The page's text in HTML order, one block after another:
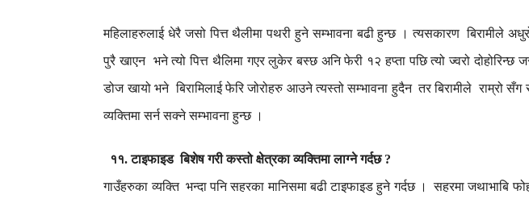
महिलाहरुलाई धेरै जसो पित्त थैलीमा पथरी हुने सम्भावना बढी हुन्छ । त्यसकारण बिरामीले
पुरै खाएन भने त्यो पित्त थैलिमा गएर लुकेर बस्छ अनि फेरी १२ हप्ता पछि त्यो ज्वरो दोहोरिन्छ
डोजखायोभने बिरामिलाईफेरिजोरोहरु आउनेत्यस्तोसम्भावना हुदैन तर बिरामीले राम्रोसँग
व्यक्तिमासर्नसक्नेसम्भावनाहुन्छ ।
११.टाइफाइड बिशेषगरीकस्तोक्षेत्रकाव्यक्तिमालाग्नेगर्दछ?
गाउँहरुका व्यक्ति भन्दापनिसहरका मानिसमाबढीटाइफाइडहुनेगर्दछ । सहरमा जथाभाबि